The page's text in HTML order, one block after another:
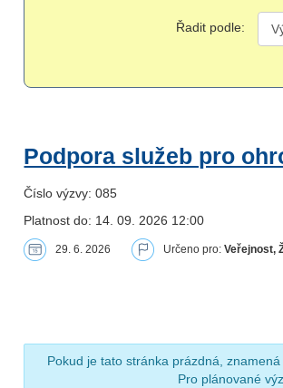
Řadit podle:
Podpora služeb pro
Číslo výzvy: 085
Platnost do: 14. 09. 2026 12:00
29. 6. 2026 Určeno pro:Veřejnost,
Pokud je tato stránka prázdná,
Pro plánované